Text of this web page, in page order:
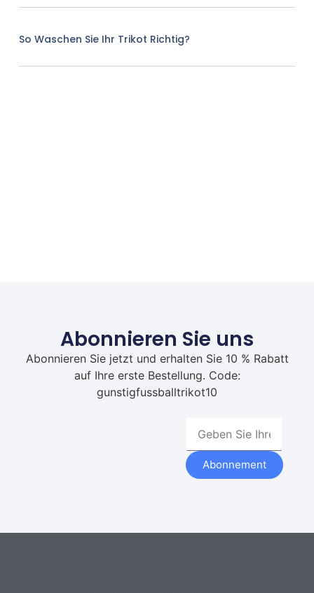
So Waschen Sie Ihr Trikot Richtig?
Abonnieren Sie uns
Abonnieren Sie jetzt und erhalten Sie 10 % Rabatt
auf Ihre erste Bestellung. Code:
gunstigfussballtrikot10
Abonnement